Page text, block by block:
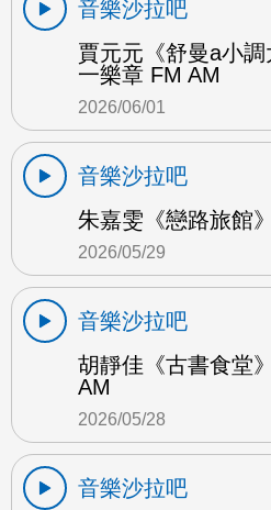
音樂沙拉吧
賈元元《舒曼a小
一樂章 FM AM
2026/06/01
音樂沙拉吧
朱嘉雯《戀路旅館
2026/05/29
音樂沙拉吧
胡靜佳《古書食堂
AM
2026/05/28
音樂沙拉吧